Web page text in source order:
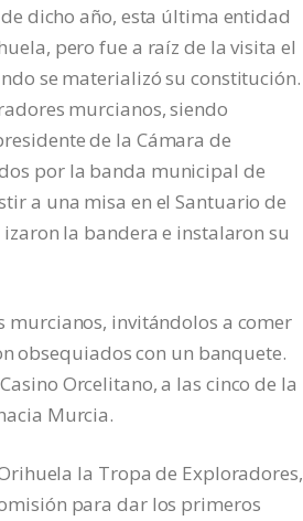
dicho año, esta última entidad
pero fue a raíz de la visita el
se materializó su constitución.
murcianos, siendo
de la Cámara de
por la banda municipal de
a una misa en el Santuario de
la bandera e instalaron su
murcianos, invitándolos a comer
obsequiados con un banquete.
Orcelitano, a las cinco de la
Murcia.
la Tropa de Exploradores,
para dar los primeros